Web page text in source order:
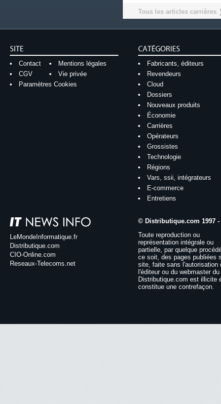
Tous les articles carrières
SITE
Contact
Mentions légales
CGV
Vie privée
Paramètres Cookies
CATÉGORIES
Fabricants, éditeurs
Revendeurs
Cloud
Dossiers
Nouveaux produits
Économie
Carrières
Opérateurs
Grossistes
Technologie
Régions
Vars, ssii, intégrateurs
E-commerce
Entretiens
LeMondeInformatique.fr
Distributique.com
CIO-Online.com
Reseaux-Telecoms.net
© Distributique.com 1997 -
Toute reproduction ou
représentation intégrale ou
partielle, par quelque
ce soit, des pages publiées
site, faite sans l'autorisation
l'éditeur ou du webmaster
Distributique.com est illicite
constitue une contrefaçon.